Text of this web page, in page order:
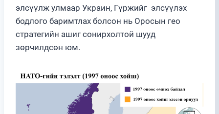
элсүүлж улмаар Украин, Гүржийг элсүүлэх
бодлого баримтлах болсон нь Оросын гео
стратегийн ашиг сонирхолтой шууд
зөрчилдсөн юм.